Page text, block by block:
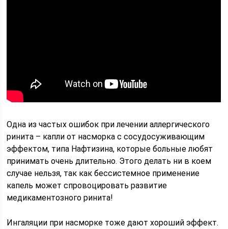
Одна из частых ошибок при лечении аллергического
ринита – капли от насморка с сосудосуживающим
эффектом, типа Нафтизина, которые больные любят
принимать очень длительно. Этого делать ни в коем
случае нельзя, так как бессистемное применение
капель может спровоцировать развитие
медикаментозного ринита!
Ингаляции при насморке тоже дают хороший эффект.